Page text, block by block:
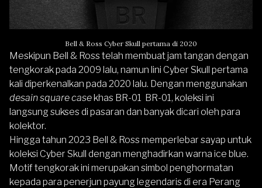
Bell & Ross Cyber Skull pertama di 2020
Meskipun Bell & Ross telah membuat jam tangan dengan
tengkorak pada 2009 lalu, namun lini Cyber Skull pertama
kali diperkenalkan pada 2020 lalu. Dengan menggunakan
desain square casekhas BR-01 BR-01, koleksi ini
langsung sukses di pasaran dan banyak dicari oleh para
kolektor.
Hingga tahun 2023 Bell & Ross memperlebar sayap untuk
koleksi Cyber Skull dengan menghadirkan warna ice blue.
Motif tengkorak ini merupakan simbol penghormatan
kepada para penerjun payung legendaris di era Perang